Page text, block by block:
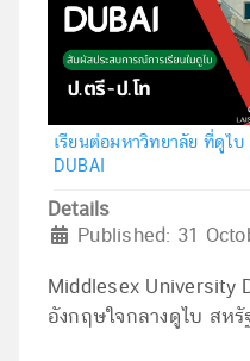
เรียนต่อมหาวิทยาลัย ที่ดูไบ
DUBAI
Details
Published: 31
Middlesex University
อังกฤษใจกลางดูไบ สหรั